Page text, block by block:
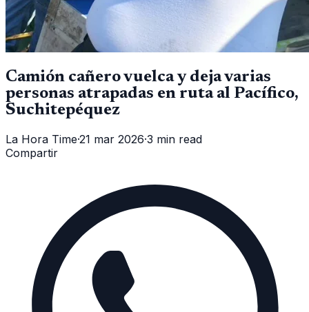
Camión cañero vuelca y deja varias
personas atrapadas en ruta al Pacífico,
Suchitepéquez
La Hora Time·21 mar 2026·3 min read
Compartir